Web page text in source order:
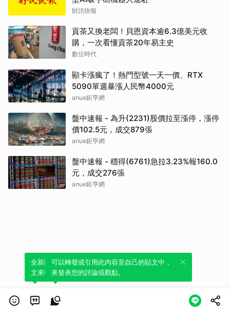
財訊快報
貢茶又換老闆！貝恩資本逾6.3億美元收
購，一次看懂貢茶20年易主史
數位時代
顯卡漲瘋了！熱門型號一天一價、RTX
5090單週暴漲人民幣4000元
anue鉅亨網
盤中速報 - 為升(2231)股價拉至漲停，漲停
價102.5元，成交879張
anue鉅亨網
盤中速報 - 穩得(6761)急拉3.23%報160.0
元，成交276張
anue鉅亨網
全新體驗！一鍵引用此內容，透過發布貼
文來輕鬆表達個人立場。
可以轉發或引用此內容至自己的貼文中，
來發表您的評論或觀點。